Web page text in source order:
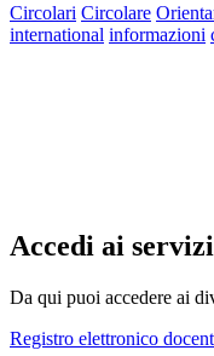
Circolari Circolare
international informazioni
Accedi ai servizi
Da qui puoi accedere ai
Registro elettronico